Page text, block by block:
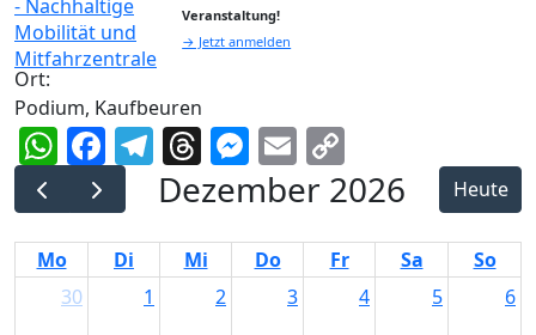
Veranstaltung!
→ Jetzt anmelden
Ort:
Podium, Kaufbeuren
WhatsApp
Facebook
Telegram
Threads
Messenger
Email
Link
Dezember 2026 Heute
Mo Di Mi Do Fr Sa
So
30
1 2 3 4 5 6